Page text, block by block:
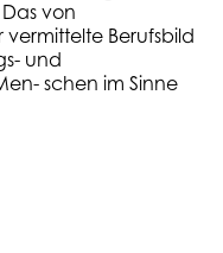
von
Berufsbild
und
schen im Sinne